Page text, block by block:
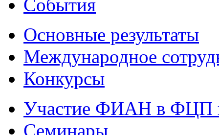
События
Основные результаты
Международное
Конкурсы
Участие ФИАН в ФЦП
Семинары